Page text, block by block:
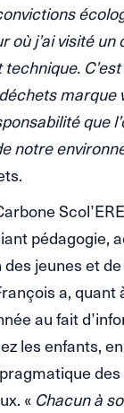
où j’ai visité un
technique.
marque
que
notre
pédagogie,
jeunes et
a, quant
au fait
les enfants,
des
« Chacun à